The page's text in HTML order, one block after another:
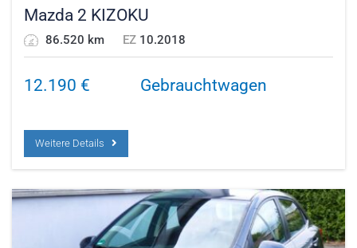
Mazda 2 KIZOKU
86.520 km EZ 10.2018
12.190 € Gebrauchtwagen
Weitere Details